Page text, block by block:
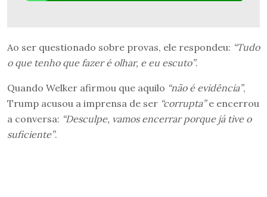
Ao ser questionado sobre provas, ele respondeu: “Tudo
o que tenho que fazer é olhar, e eu escuto”.
Quando Welker afirmou que aquilo “não é evidência”,
Trump acusou a imprensa de ser “corrupta”e encerrou
a conversa: “Desculpe, vamos encerrar porque já tive o
suficiente”.